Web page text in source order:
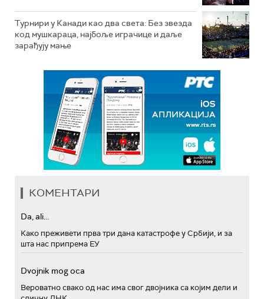
Турнири у Канади као два света: Без звезда
код мушкараца, најбоље играчице и даље
зарађују мање
КОМЕНТАРИ
Da, ali...
Како преживети прва три дана катастрофе у Србији, и за
шта нас припрема ЕУ
Dvojnik mog oca
Вероватно свако од нас има свог двојника са којим дели и